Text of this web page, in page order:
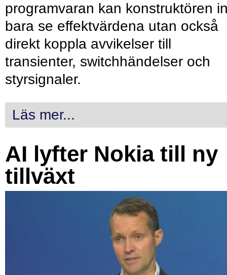
programvaran kan konstruktören
bara se effektvärdena utan också
direkt koppla avvikelser till
transienter, switchhändelser och
styrsignaler.
Läs mer...
AI lyfter Nokia till ny
tillväxt